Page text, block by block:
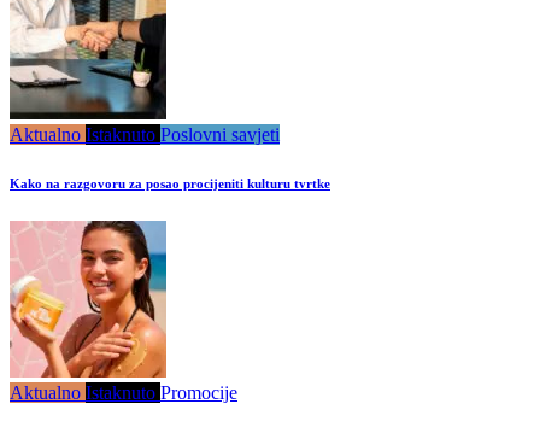
Aktualno Istaknuto Poslovni savjeti
Kako na razgovoru za posao procijeniti kulturu tvrtke
Aktualno Istaknuto Promocije